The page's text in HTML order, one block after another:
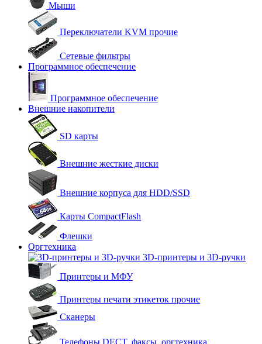
Мыши
Переключатели KVM прочие
Сетевые фильтры
Программное обеспечение
Программное обеспечение
Внешние накопители
SD карты
Внешние жесткие диски
Внешние корпуса для HDD/SSD
Карты CompactFlash
Флешки
Оргтехника
3D-принтеры и 3D-ручки
Принтеры и МФУ
Принтеры печати этикеток прочие
Сканеры
Телефоны DECT, факсы, оргтехника